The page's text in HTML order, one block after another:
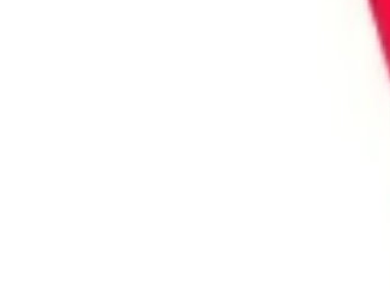
ve çiftlerin genel mutluluğu üzerinde
sadece yüz veya vücudun görünen bölgeleriyle